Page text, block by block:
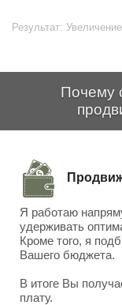
Результат:
Почему
Я работаю
удерживать
Кроме того, я
Вашего бюджета.
В итоге Вы
плату.